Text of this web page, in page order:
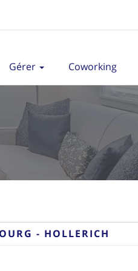
Gérer Coworking
- HOLLERICH